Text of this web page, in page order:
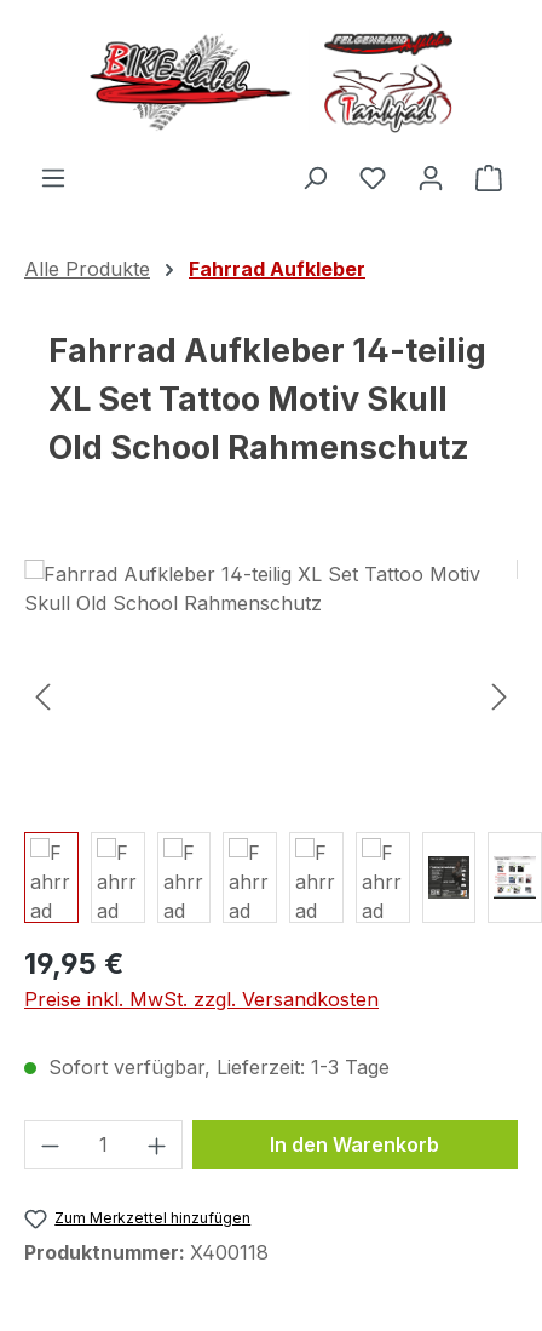
Zum Hauptinhalt springen
Du hast 0
Alle Produkte Fahrrad Aufkleber
Fahrrad Aufkleber 14-teilig
XL Set Tattoo Motiv Skull
Old School Rahmenschutz
Bildergalerie überspringen
19,95 €
Preise inkl. MwSt. zzgl. Versandkosten
Sofort verfügbar, Lieferzeit: 1-3 Tage
Produkt Anzahl: Gib denIn den Warenkorb
Zum Merkzettel hinzufügen
Produktnummer: X400118